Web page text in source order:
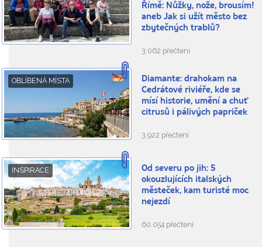
Římě: Nůžky, nože, brousím!
aneb Jak si užít město bez
zbytečných trablů?
3.062 přečtení
OBLÍBENÁ MÍSTA
Diamante: drahokam na
Cedrátové riviéře, kde se
mísí historie, umění a chuť
citrusů i pálivých papriček
3.922 přečtení
INSPIRACE
Od severu po jih: 5
okouzlujících italských
městeček, kam turisté moc
nejezdí
60.054 přečtení